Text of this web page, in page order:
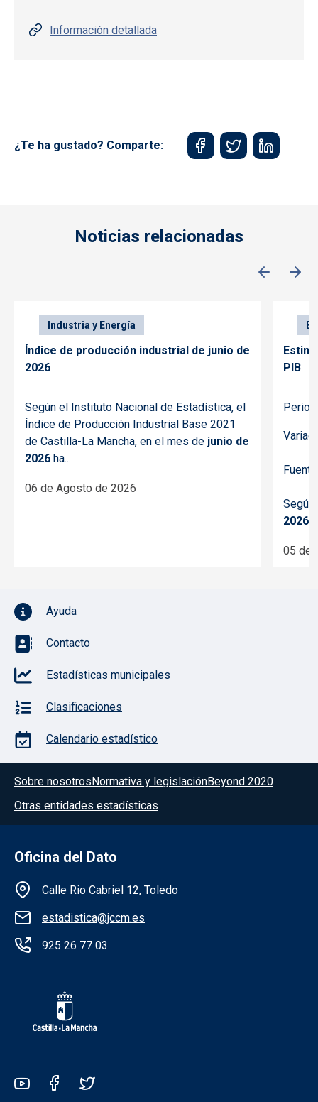
Información detallada
¿Te ha gustado? Comparte:
Noticias relacionadas
Industria y Energía
Índice de producción industrial de junio de
2026
Según el Instituto Nacional de Estadística, el
Índice de Producción Industrial Base 2021
de Castilla-La Mancha, en el mes de junio de
2026 ha...
06 de Agosto de 2026
PIB
2026
05 de
Pie de página con iconos
Ayuda
Contacto
Estadísticas municipales
Clasificaciones
Calendario estadístico
Menú del pie
Sobre nosotrosNormativa y legislaciónBeyond 2020
Otras entidades estadísticas
Oficina del Dato
Información de la institución
Calle Rio Cabriel 12, Toledo
estadistica@jccm.es
925 26 77 03
Redes sociales JCCM